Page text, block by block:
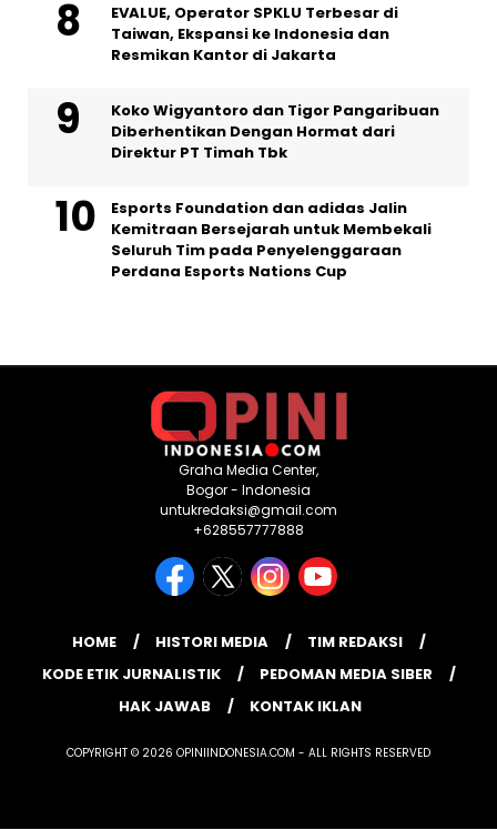
EVALUE, Operator SPKLU Terbesar di
Taiwan, Ekspansi ke Indonesia dan
Resmikan Kantor di Jakarta
Koko Wigyantoro dan Tigor Pangaribuan
Diberhentikan Dengan Hormat dari
Direktur PT Timah Tbk
Esports Foundation dan adidas Jalin
Kemitraan Bersejarah untuk Membekali
Seluruh Tim pada Penyelenggaraan
Perdana Esports Nations Cup
Graha Media Center,
Bogor - Indonesia
untukredaksi@gmail.com
+628557777888
HOME HISTORI MEDIA
TIM REDAKSI
KODE ETIK JURNALISTIK
PEDOMAN MEDIA SIBER
HAK JAWAB
KONTAK IKLAN
COPYRIGHT © 2026 OPINIINDONESIA.COM - ALL RIGHTS RESERVED